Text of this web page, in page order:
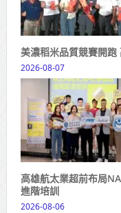
美濃稻米品質競賽開
2026-08-07
高雄航太業超前布局
進階培訓
2026-08-06